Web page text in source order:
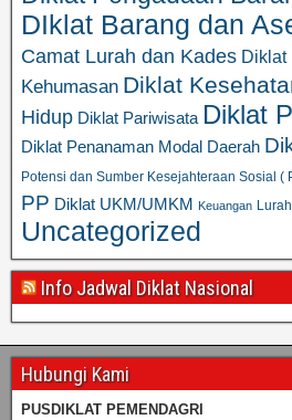
DIklat Barang dan
Camat Lurah dan Kades Diklat
Kehumasan Diklat
Hidup Diklat Pariwisata Diklat
Diklat Penanaman Modal Daerah
Potensi dan Sumber Kesejahteraan Sosial (
PP Diklat UKM/UMKM Keuangan
Uncategorized
Info Jadwal Diklat Nasional
Hubungi Kami
PUSDIKLAT PEMENDAGRI